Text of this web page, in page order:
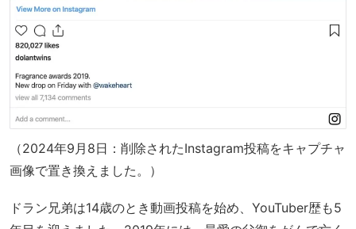
（2024年9月8日：削除されたInstagram投稿をキャプチャ
画像で置き換えました。）
ドラン兄弟は14歳のとき動画投稿を始め、YouTuber歴も5